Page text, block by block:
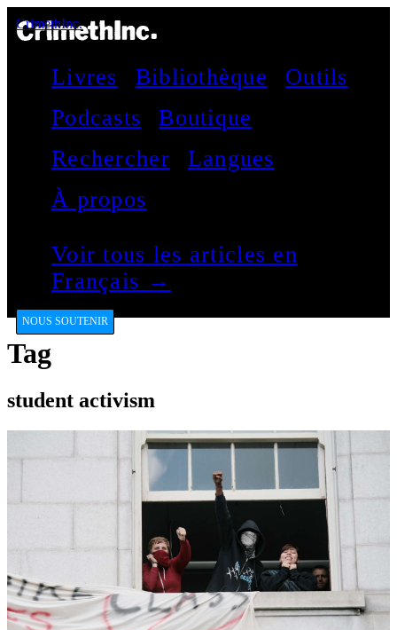
CrimethInc.
Livres Bibliothèque
Outils
Podcasts
Boutique
Rechercher
Langues
À propos
Voir tous les articles en
Français →
NOUS SOUTENIR
Tag
student activism